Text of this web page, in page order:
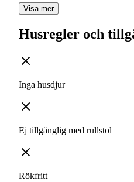
Visa mer
Husregler och
Inga husdjur
Ej tillgänglig med rullstol
Rökfritt